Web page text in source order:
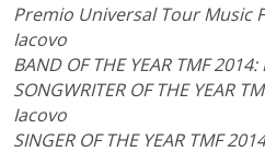
Premio Universal Tour Music
Iacovo
BAND OF THE YEAR TMF
SONGWRITER OF THE YEAR
Iacovo
SINGER OF THE YEAR TMF